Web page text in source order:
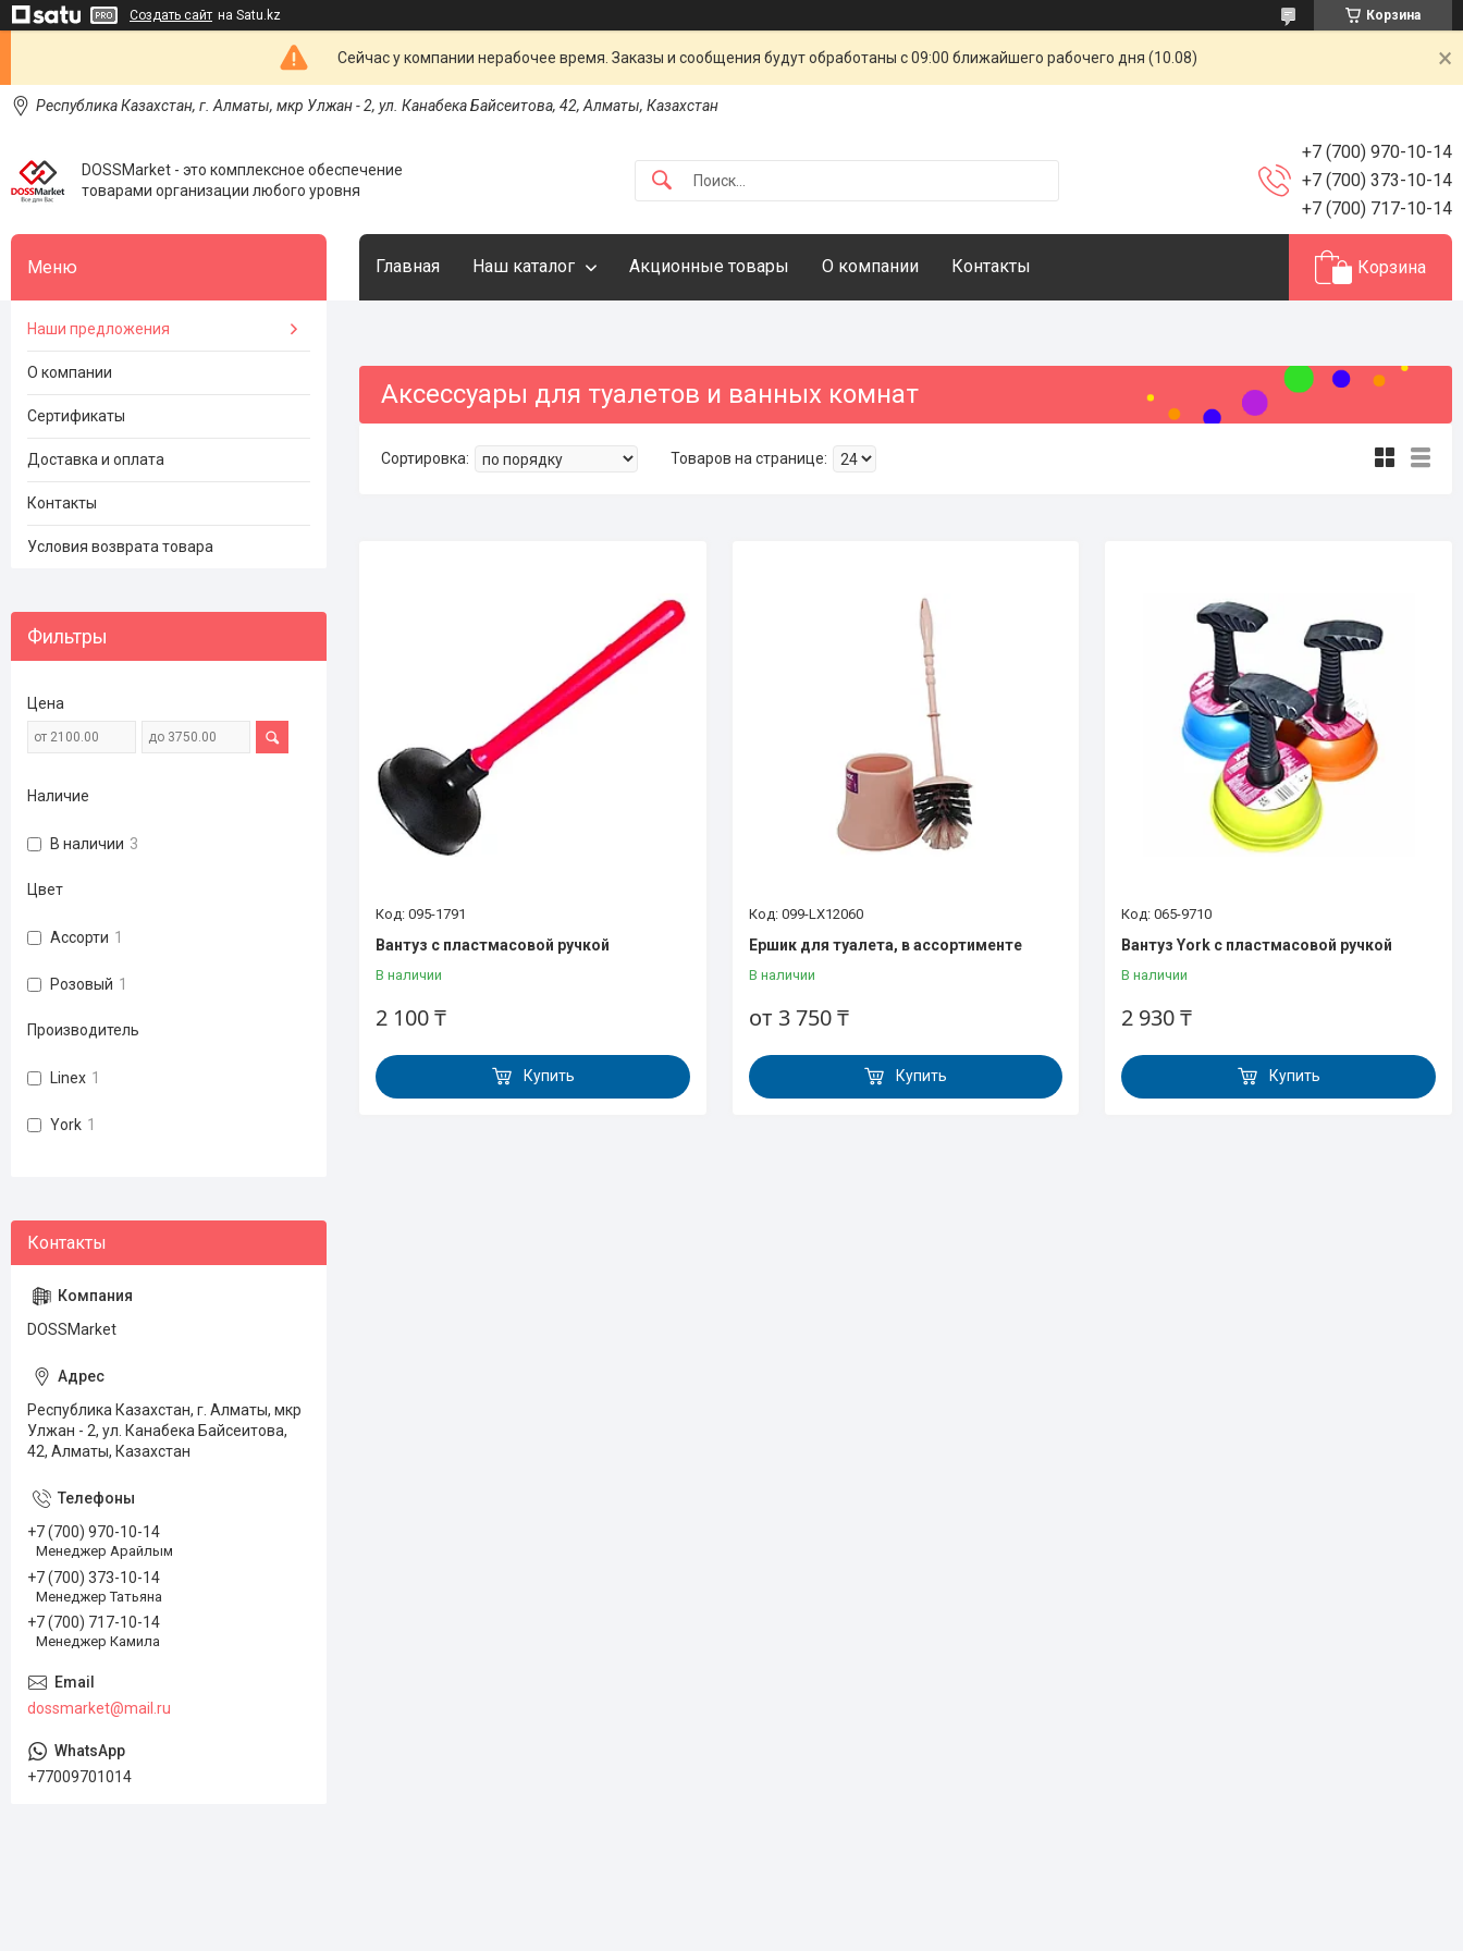
Создать сайт на Satu.kz Корзина
Сейчас у компании нерабочее время. Заказы и сообщения будут обработаны с 09:00 ближайшего рабочего дня (10.08)
Республика Казахстан, г. Алматы, мкр Улжан - 2, ул. Канабека Байсеитова, 42, Алматы, Казахстан
DOSSMarket - это комплексное обеспечение
товарами организации любого уровня
+7 (700) 970-10-14
+7 (700) 373-10-14
+7 (700) 717-10-14
Главная Наш каталог Акционные товары О компании Контакты Корзина
Аксессуары для туалетов и ванных комнат
095-1791
Вантуз с пластмасовой ручкой
В наличии
2 100 ₸
Купить
099-LX12060
Ершик для туалета, в ассортименте
В наличии
от 3 750 ₸
Купить
065-9710
Вантуз York с пластмасовой ручкой
В наличии
2 930 ₸
Купить
Наши предложения
О компании
Сертификаты
Доставка и оплата
Контакты
Условия возврата товара
Фильтры
Цена
Наличие
В наличии 3
Цвет
Ассорти 1
Розовый 1
Производитель
Linex 1
York 1
DOSSMarket
Республика Казахстан, г. Алматы, мкр
Улжан - 2, ул. Канабека Байсеитова,
42, Алматы, Казахстан
+7 (700) 970-10-14
Менеджер Арайлым
+7 (700) 373-10-14
Менеджер Татьяна
+7 (700) 717-10-14
Менеджер Камила
dossmarket@mail.ru
+77009701014